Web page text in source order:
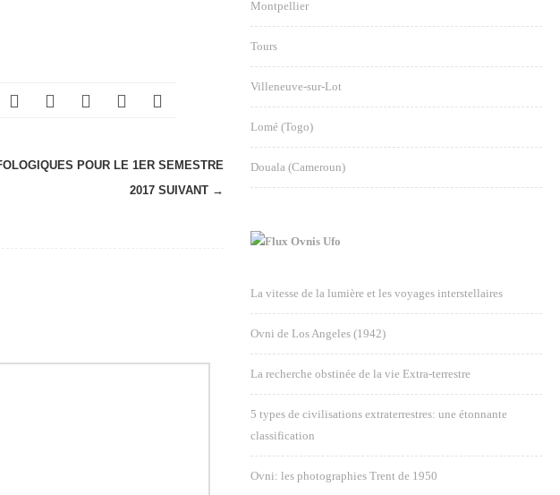
POUR LE 1ER SEMESTRE
2017 SUIVANT →
Montpellier
Tours
Villeneuve-sur-Lot
Lomé (Togo)
Douala (Cameroun)
Ovnis Ufo
La vitesse de la lumière et les voyages interstellaires
Ovni de Los Angeles (1942)
La recherche obstinée de la vie Extra-terrestre
5 types de civilisations extraterrestres: une étonnante
classification
Ovni: les photographies Trent de 1950